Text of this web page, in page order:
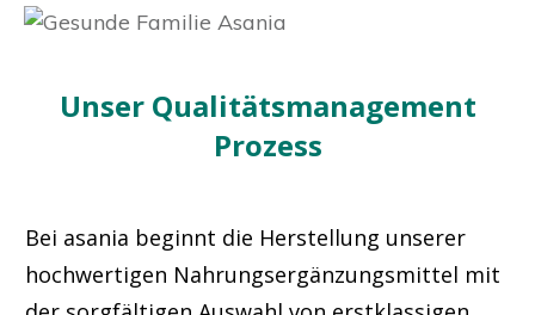
Unser Qualitätsmanagement
Prozess
Bei asania beginnt die Herstellung unserer
hochwertigen Nahrungsergänzungsmittel mit